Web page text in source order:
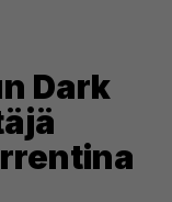
Dark